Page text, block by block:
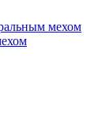
мехом